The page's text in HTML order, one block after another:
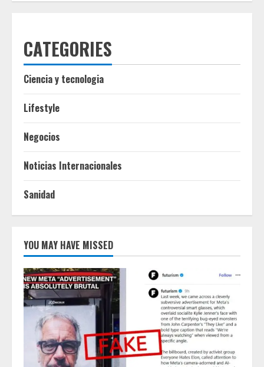
CATEGORIES
Ciencia y tecnologia
Lifestyle
Negocios
Noticias Internacionales
Sanidad
YOU MAY HAVE MISSED